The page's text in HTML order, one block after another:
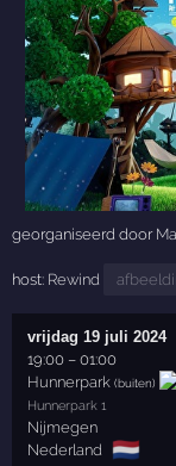
georganiseerd door
host: Rewind
vrijdag 19 juli 2024
19:00 –01:00
Hunnerpark (buiten)
Hunnerpark 1
Nijmegen
Nederland
🇳🇱